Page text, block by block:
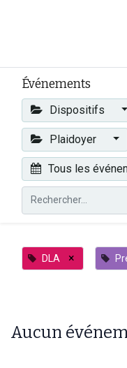
Événements
Dispositifs
Plaidoyer
Tous les
DLA ×
Aucun